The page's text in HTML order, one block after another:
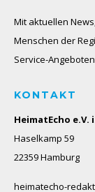
Mit aktuellen
Menschen der
Service-
KONTAKT
HeimatEcho e.V.
Haselkamp 59
22359 Hamburg
heimatecho-